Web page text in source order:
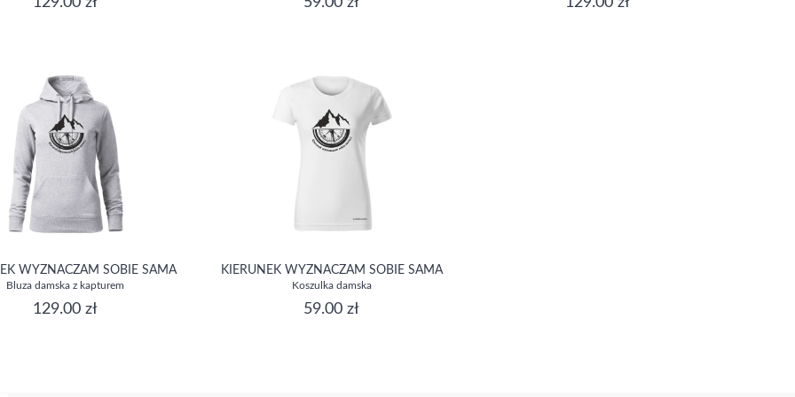
WYZNACZAM SOBIE SAMA
Bluza damska z kapturem
129.00 zł
KIERUNEK WYZNACZAM SOBIE SAMA
Koszulka damska
59.00 zł